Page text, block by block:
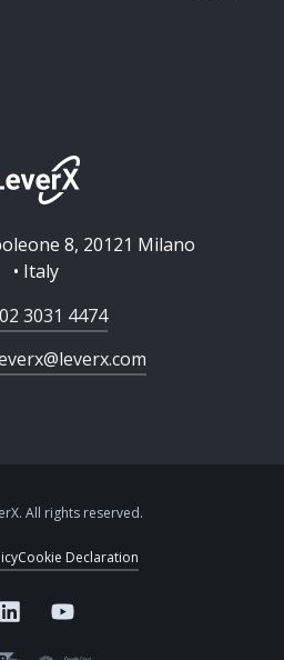
8, 20121 Milano
• Italy
3031 4474
All rights reserved.
Cookie Declaration